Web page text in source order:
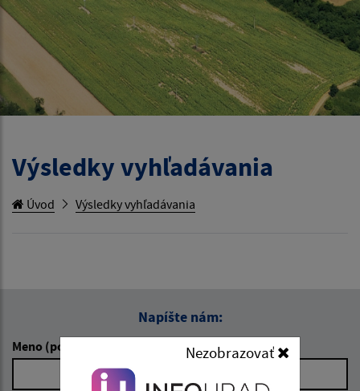
Výsledky vyhľadávania
Úvod Výsledky vyhľadávania
Napíšte nám:
Meno (povinné) Nezobrazovať